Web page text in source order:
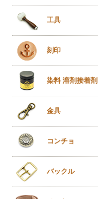
工具
刻印
染料 溶剤接着剤
金具
コンチョ
バックル